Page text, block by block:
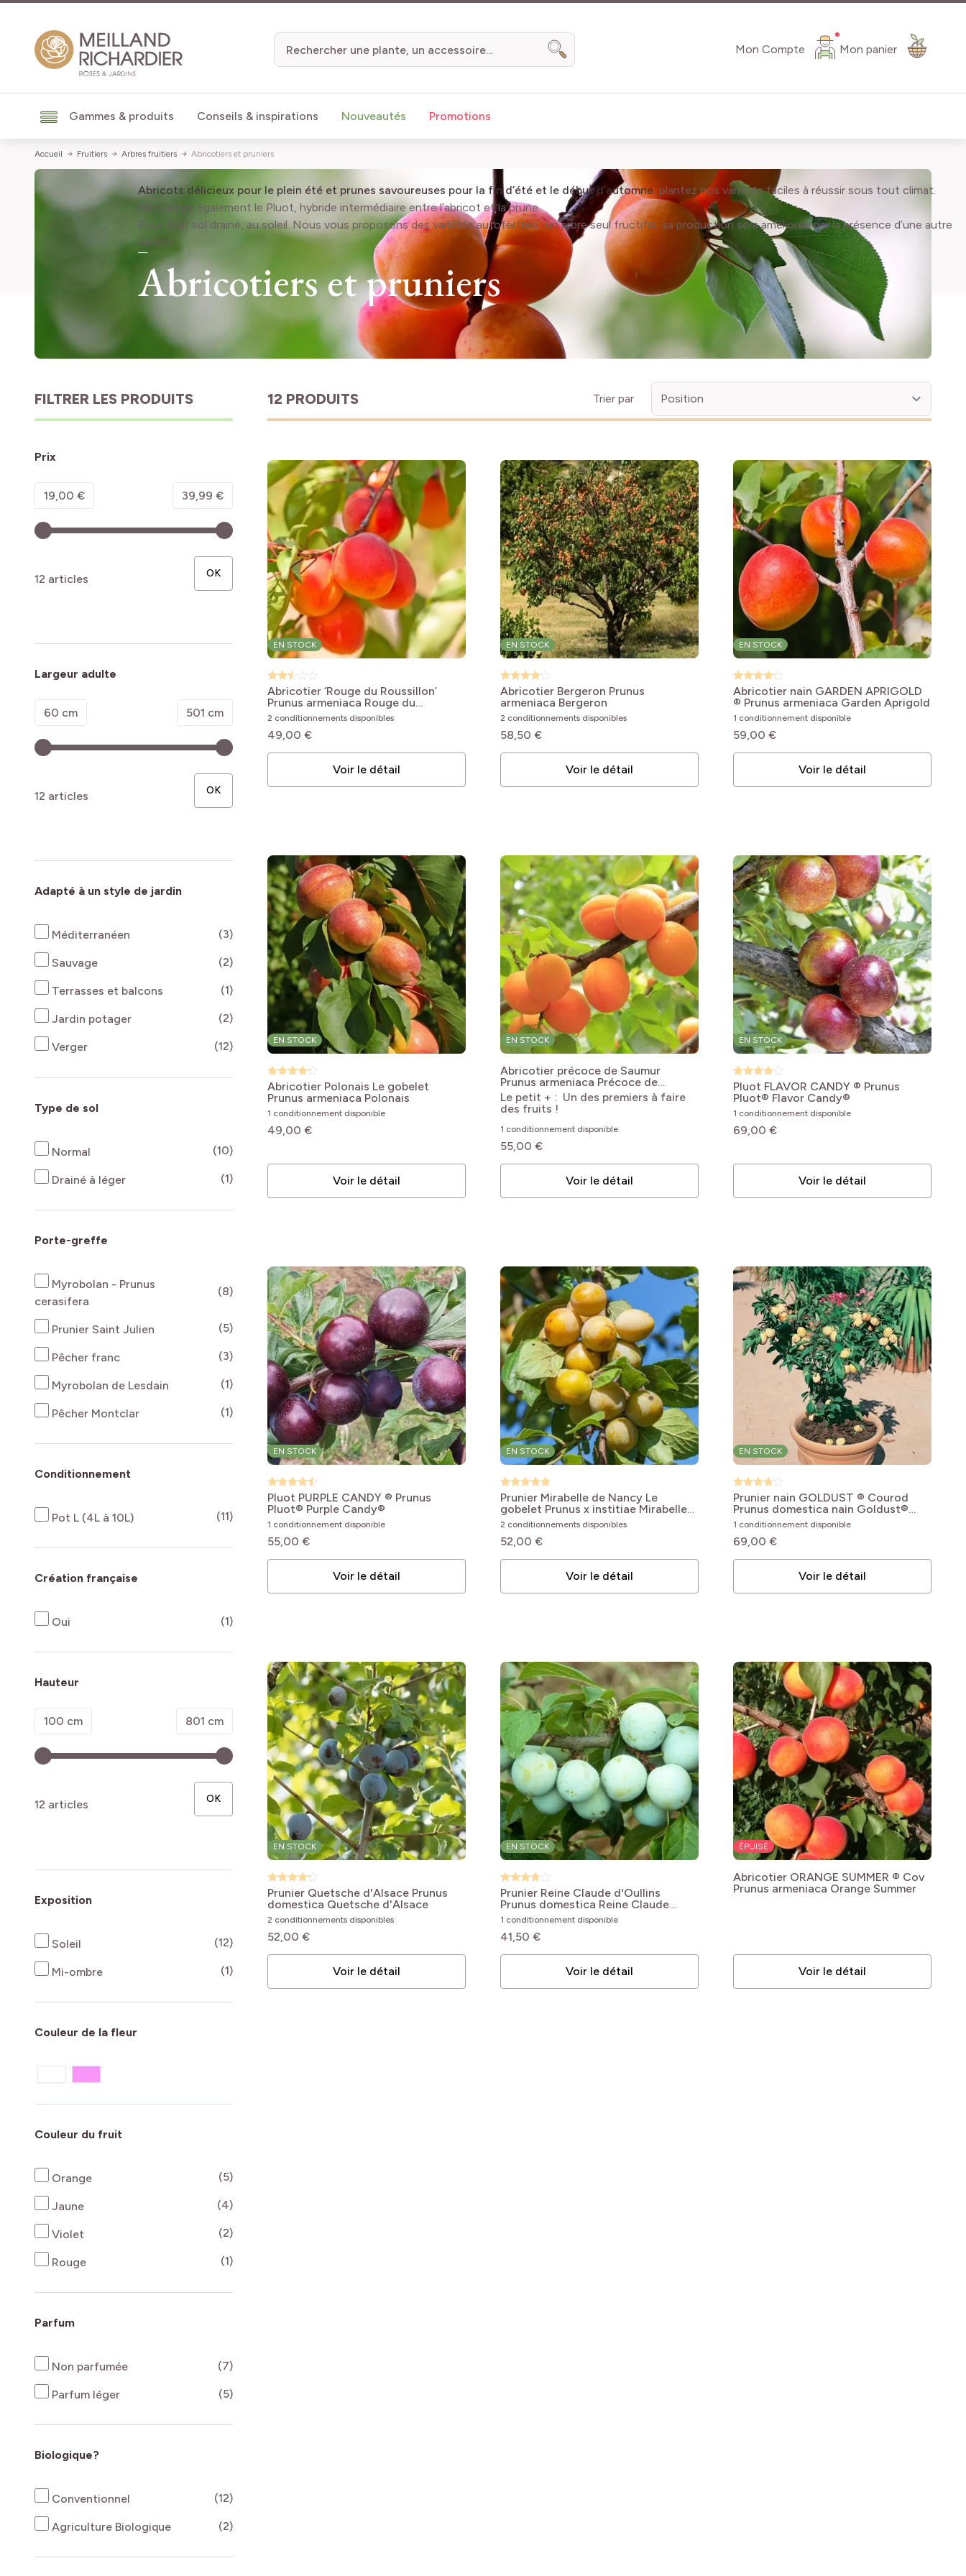
Mon Compte Mon panier
Gammes & produits Conseils & inspirations Nouveautés Promotions
Chercher
Accueil Fruitiers Arbres fruitiers Abricotiers et pruniers
Abricots délicieux pour le plein été et prunes savoureuses pour la fin d’été et le début d’automne, plantez nos variétés faciles à réussir sous tout climat.
Découvrez également le Pluot, hybride intermédiaire entre l’abricot et la prune.
Pour tout sol drainé, au soleil. Nous vous proposons des variétés autofertiles : un arbre seul fructifie, sa production sera améliorée par la présence d’une autre
variété.
Abricotiers et pruniers
FILTRER LES PRODUITS
Prix
Minimum value
19,00 € Valeur maximale
39,99 €
12 articles OK
Largeur adulte
Minimum value
60 cm Valeur maximale
501 cm
12 articles OK
Adapté à un style de jardin
Méditerranéen (3)produits disponibles
Sauvage (2)produits disponibles
Terrasses et balcons (1)produits disponibles
Jardin potager (2)produits disponibles
Verger (12)produits disponibles
Type de sol
Normal (10)produits disponibles
Drainé à léger (1)produits disponibles
Porte-greffe
Myrobolan - Prunus
cerasifera
(8)produits disponibles
Prunier Saint Julien (5)produits disponibles
Pêcher franc (3)produits disponibles
Myrobolan de Lesdain (1)produits disponibles
Pêcher Montclar (1)produits disponibles
Conditionnement
Pot L (4L à 10L) (11)produits disponibles
Création française
Oui (1)produits disponibles
Hauteur
Minimum value
100 cm Valeur maximale
801 cm
12 articles OK
Exposition
Soleil (12)produits disponibles
Mi-ombre (1)produits disponibles
Couleur de la fleur
Couleur du fruit
Orange (5)produits disponibles
Jaune (4)produits disponibles
Violet (2)produits disponibles
Rouge (1)produits disponibles
Parfum
Non parfumée (7)produits disponibles
Parfum léger (5)produits disponibles
Biologique?
Conventionnel (12)produits disponibles
Agriculture Biologique (2)produits disponibles
12 PRODUITS Trier par
EN STOCK
Abricotier ‘Rouge du Roussillon’
Prunus armeniaca Rouge du
Roussillon
2 conditionnements disponibles
49,00 €
Voir le détail
EN STOCK
Abricotier Bergeron Prunus
armeniaca Bergeron
2 conditionnements disponibles
58,50 €
Voir le détail
EN STOCK
Abricotier nain GARDEN APRIGOLD
® Prunus armeniaca Garden Aprigold
1 conditionnement disponible
59,00 €
Voir le détail
EN STOCK
Abricotier Polonais Le gobelet
Prunus armeniaca Polonais
1 conditionnement disponible
49,00 €
Voir le détail
EN STOCK
Abricotier précoce de Saumur
Prunus armeniaca Précoce de
Saumur
Le petit + : Un des premiers à faire
des fruits !
1 conditionnement disponible
55,00 €
Voir le détail
EN STOCK
Pluot FLAVOR CANDY ® Prunus
Pluot® Flavor Candy®
1 conditionnement disponible
69,00 €
Voir le détail
EN STOCK
Pluot PURPLE CANDY ® Prunus
Pluot® Purple Candy®
1 conditionnement disponible
55,00 €
Voir le détail
EN STOCK
Prunier Mirabelle de Nancy Le
gobelet Prunus x institiae Mirabelle
de Nancy
2 conditionnements disponibles
52,00 €
Voir le détail
EN STOCK
Prunier nain GOLDUST ® Courod
Prunus domestica nain Goldust®
courod
1 conditionnement disponible
69,00 €
Voir le détail
EN STOCK
Prunier Quetsche d'Alsace Prunus
domestica Quetsche d'Alsace
2 conditionnements disponibles
52,00 €
Voir le détail
EN STOCK
Prunier Reine Claude d'Oullins
Prunus domestica Reine Claude
d'Oullins
1 conditionnement disponible
41,50 €
Voir le détail
ÉPUISÉ
Abricotier ORANGE SUMMER ® Cov
Prunus armeniaca Orange Summer
Voir le détail